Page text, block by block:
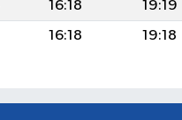
16:18 19:19
16:18 19:18